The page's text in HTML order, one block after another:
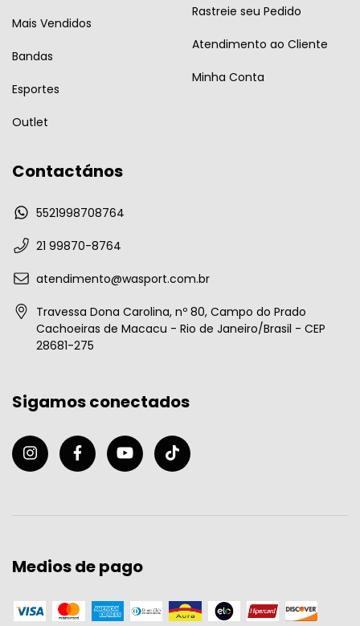
Mais Vendidos
Bandas
Esportes
Outlet
Rastreie seu Pedido
Atendimento ao Cliente
Minha Conta
Contactános
5521998708764
21 99870-8764
atendimento@wasport.com.br
Travessa Dona Carolina, nº 80, Campo do Prado
Cachoeiras de Macacu - Rio de Janeiro/Brasil - CEP
28681-275
Sigamos conectados
Medios de pago